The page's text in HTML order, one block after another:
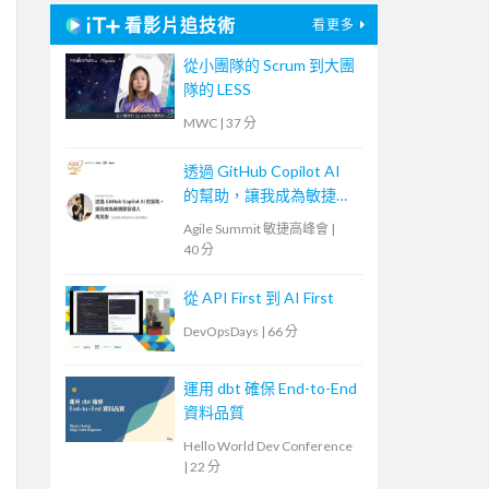
看影片追技術 看更多
從小團隊的 Scrum 到大團
隊的 LESS
MWC | 37 分
透過 GitHub Copilot AI
的幫助，讓我成為敏捷開
Agile Summit 敏捷高峰會 |
40 分
從 API First 到 AI First
DevOpsDays | 66 分
運用 dbt 確保 End-to-End
資料品質
Hello World Dev Conference
| 22 分